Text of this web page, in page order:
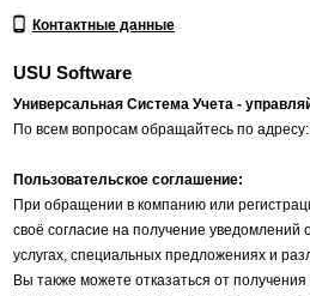
Контактные данные
USU Software
Универсальная Система Учета -
По всем вопросам обращайтесь по
Пользовательское соглашение:
При обращении в компанию или
своё согласие на получение уведомлений
услугах, специальных предложениях и
Вы также можете отказаться от